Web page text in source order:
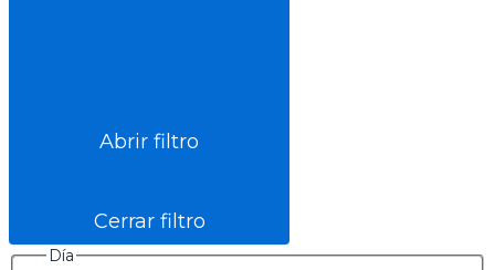
Abrir filtro
Cerrar filtro
Día